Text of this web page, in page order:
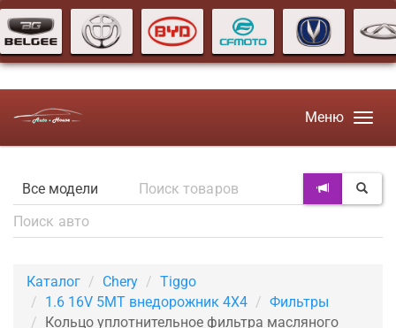
Меню
Каталог Chery
Tiggo
1.6 16V 5MT внедорожник 4X4
Фильтры
Кольцо уплотнительное фильтра масляного